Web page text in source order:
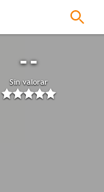
--
Sin valorar